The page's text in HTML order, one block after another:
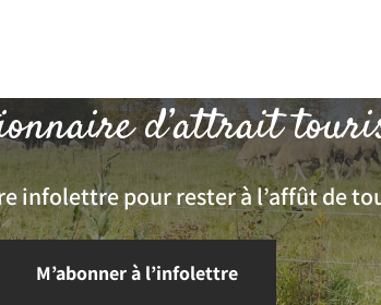
d’attrait
infolettre pour rester à l’affût de
M’abonner à l’infolettre